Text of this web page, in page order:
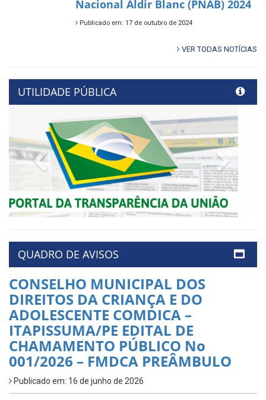
Nacional Aldir Blanc (PNAB) 2024
Publicado em: 17 de outubro de 2024
VER TODAS NOTÍCIAS
UTILIDADE PÚBLICA
Previous
QUADRO DE AVISOS
CONSELHO MUNICIPAL DOS
DIREITOS DA CRIANÇA E DO
ADOLESCENTE COMDICA –
ITAPISSUMA/PE EDITAL DE
CHAMAMENTO PÚBLICO No
001/2026 – FMDCA PREÂMBULO
Publicado em: 16 de junho de 2026